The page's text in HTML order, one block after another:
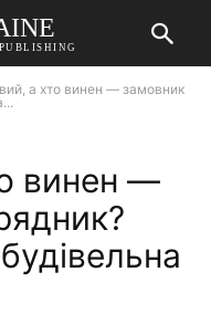
а хто винен — замовник
винен —